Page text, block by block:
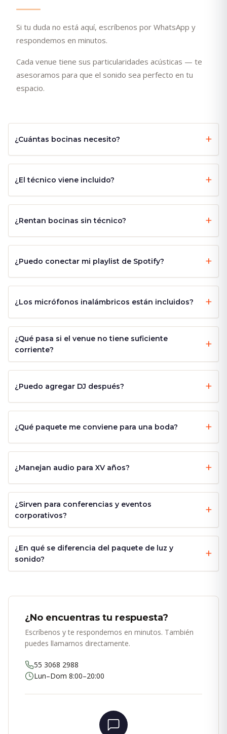
Si tu duda no está aquí, escríbenos por WhatsApp y
respondemos en minutos.
Cada venue tiene sus particularidades acústicas — te
asesoramos para que el sonido sea perfecto en tu
espacio.
¿Cuántas bocinas necesito?
¿El técnico viene incluido?
¿Rentan bocinas sin técnico?
¿Puedo conectar mi playlist de Spotify?
¿Los micrófonos inalámbricos están incluidos?
¿Qué pasa si el venue no tiene suficiente
corriente?
¿Puedo agregar DJ después?
¿Qué paquete me conviene para una boda?
¿Manejan audio para XV años?
¿Sirven para conferencias y eventos
corporativos?
¿En qué se diferencia del paquete de luz y
sonido?
¿No encuentras tu respuesta?
Escríbenos y te respondemos en minutos. También
puedes llamarnos directamente.
55 3068 2988
Lun–Dom 8:00–20:00